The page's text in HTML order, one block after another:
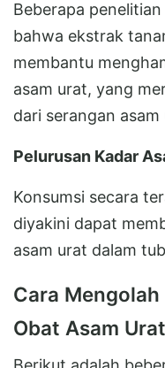
Beberapa
bahwa ekstrak
membantu
asam urat, yang
dari serangan asam
Pelurusan Kadar
Konsumsi secara
diyakini dapat
asam urat dalam
Cara
Obat Asam Urat